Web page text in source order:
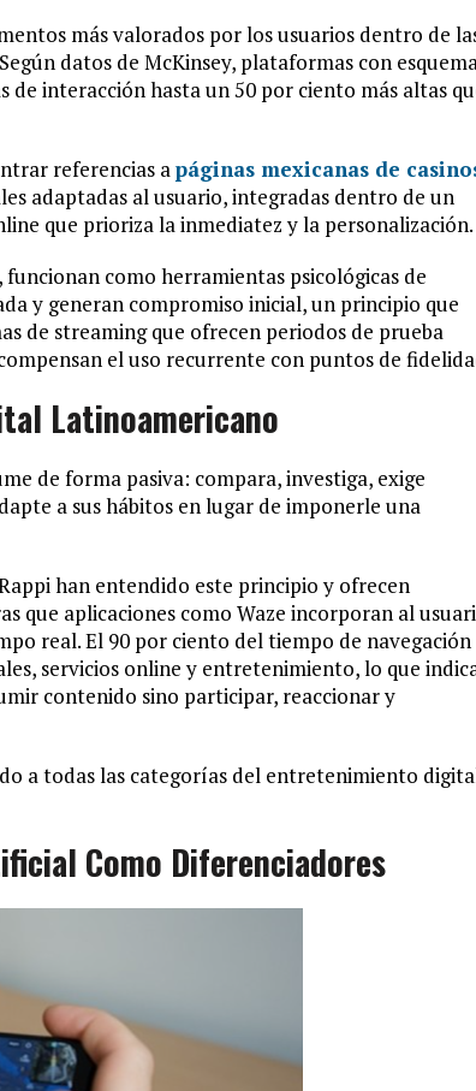
más valorados por los usuarios dentro de
datos de McKinsey, plataformas con
interacción hasta un 50 por ciento más altas
referencias apáginas mexicanas de
adaptadas al usuario, integradas dentro de un
que prioriza la inmediatez y la personalización.
como herramientas psicológicas de
y generan compromiso inicial, un principio que
de streaming que ofrecen periodos de prueba
el uso recurrente con puntos de
Latinoamericano
de forma pasiva: compara, investiga, exige
a sus hábitos en lugar de imponerle una
han entendido este principio y ofrecen
que aplicaciones como Waze incorporan al
real. El 90 por ciento del tiempo de navegación
servicios online y entretenimiento, lo que
contenido sino participar, reaccionar y
a todas las categorías del entretenimiento
Como Diferenciadores